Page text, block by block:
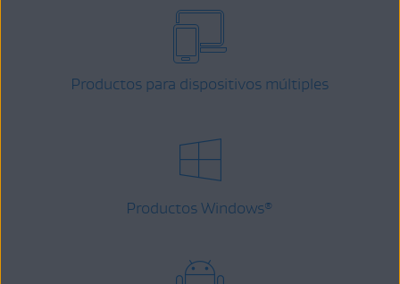
Productos para dispositivos múltiples
Productos Windows®